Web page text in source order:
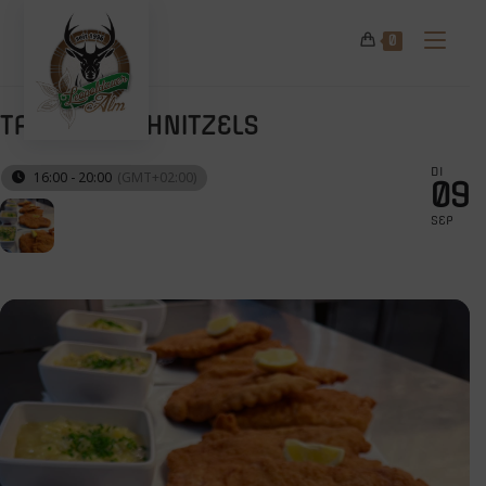
springen
0
TAG DES SCHNITZELS
16:00 - 20:00 (GMT+02:00) DI
09
SEP